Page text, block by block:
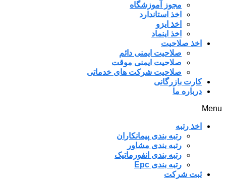
مجوز آموزشگاه
اخذ استاندارد
اخذ ایزو
اخذ اینماد
اخذ صلاحیت
صلاحیت ایمنی دائم
صلاحیت ایمنی موقت
صلاحیت شرکت های خدماتی
کارت بازرگانی
درباره ما
Menu
اخذ رتبه
رتبه بندی پیمانکاران
رتبه بندی مشاور
رتبه بندی انفورماتیک
رتبه بندی Epc
ثبت شرکت